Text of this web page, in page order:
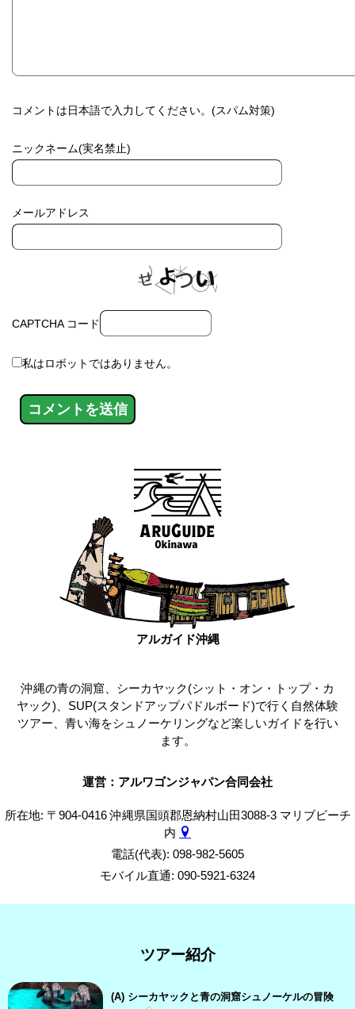
コメントは日本語で入力してください。(スパム対策)
ニックネーム(実名禁止)
メールアドレス
CAPTCHA コード
私はロボットではありません。
アルガイド沖縄
沖縄の青の洞窟、シーカヤック(シット・オン・トップ・カ
ヤック)、SUP(スタンドアップパドルボード)で行く自然体験
ツアー、青い海をシュノーケリングなど楽しいガイドを行い
ます。
運営：アルワゴンジャパン合同会社
所在地: 〒904-0416 沖縄県国頭郡恩納村山田3088-3 マリブビーチ
内
電話(代表): 098-982-5605
モバイル直通: 090-5921-6324
ツアー紹介
(A) シーカヤックと青の洞窟シュノーケルの冒険